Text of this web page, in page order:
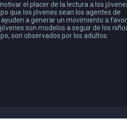
el placer de la lectura a los
que los jóvenes sean los agentes de
a generar un movimiento a
son modelos a seguir de los
son observados por los adultos.